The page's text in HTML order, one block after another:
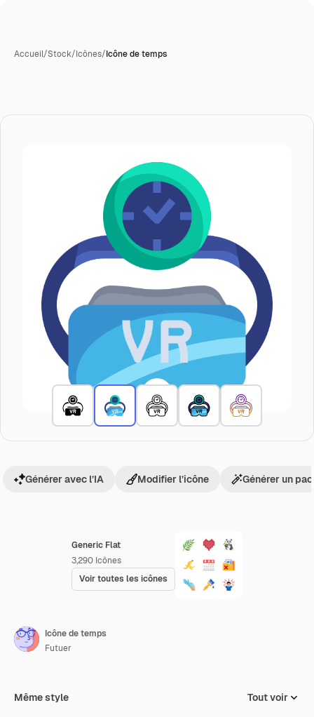
Accueil/Stock/Icônes/Icône de temps
Generic Flat
3,290 Icônes
Voir toutes les icônes
Générer avec l’IA Modifier l’icône Générer un
Icône de temps
Futuer
Même style Tout voir